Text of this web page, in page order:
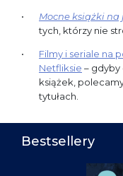
Mocne książki na
tych, którzy nie
Filmy i seriale na
Netfliksie – gdyby
książek,
tytułach.
Bestsellery